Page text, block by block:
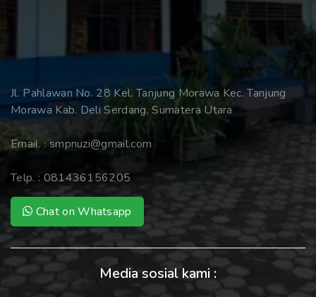
Jl. Pahlawan No. 28 Kel. Tanjung Morawa Kec. Tanjung
Morawa Kab. Deli Serdang, Sumatera Utara
Email. :smpnuzi@gmail.com
Telp. : 081436156205
Chat on Whatsapp
Media sosial kami :